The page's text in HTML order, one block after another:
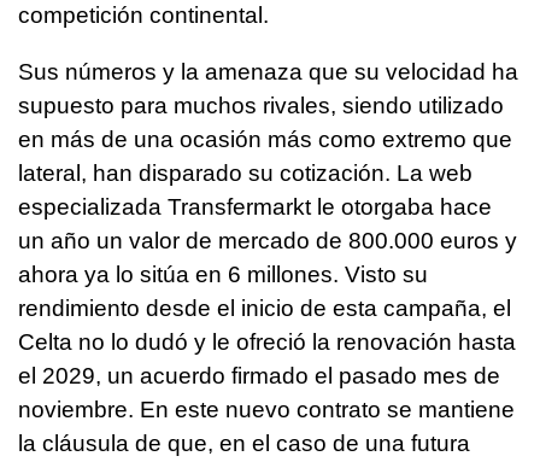
competición continental.
Sus números y la amenaza que su velocidad ha
supuesto para muchos rivales, siendo utilizado
en más de una ocasión más como extremo que
lateral, han disparado su cotización. La web
especializada Transfermarkt le otorgaba hace
un año un valor de mercado de 800.000 euros y
ahora ya lo sitúa en 6 millones. Visto su
rendimiento desde el inicio de esta campaña, el
Celta no lo dudó y le ofreció la renovación hasta
el 2029, un acuerdo firmado el pasado mes de
noviembre. En este nuevo contrato se mantiene
la cláusula de que, en el caso de una futura